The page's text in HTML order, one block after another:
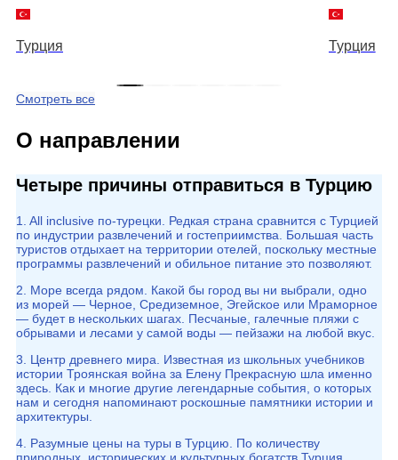
Турция Турция
Смотреть все
О направлении
Четыре причины отправиться в Турцию
1. All inclusive по-турецки. Редкая страна сравнится с Турцией
по индустрии развлечений и гостеприимства. Большая часть
туристов отдыхает на территории отелей, поскольку местные
программы развлечений и обильное питание это позволяют.
2. Море всегда рядом. Какой бы город вы ни выбрали, одно
из морей — Черное, Средиземное, Эгейское или Мраморное
— будет в нескольких шагах. Песчаные, галечные пляжи с
обрывами и лесами у самой воды — пейзажи на любой вкус.
3. Центр древнего мира. Известная из школьных учебников
истории Троянская война за Елену Прекрасную шла именно
здесь. Как и многие другие легендарные события, о которых
нам и сегодня напоминают роскошные памятники истории и
архитектуры.
4. Разумные цены на туры в Турцию. По количеству
природных, исторических и культурных богатств Турция